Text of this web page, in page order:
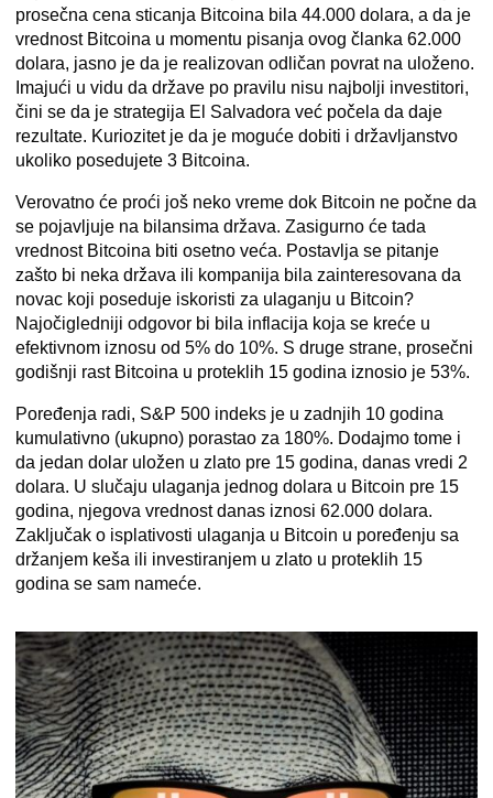
prosečna cena sticanja Bitcoina bila 44.000 dolara, a da je
vrednost Bitcoina u momentu pisanja ovog članka 62.000
dolara, jasno je da je realizovan odličan povrat na uloženo.
Imajući u vidu da države po pravilu nisu najbolji investitori,
čini se da je strategija El Salvadora već počela da daje
rezultate. Kuriozitet je da je moguće dobiti i državljanstvo
ukoliko posedujete 3 Bitcoina.
Verovatno će proći još neko vreme dok Bitcoin ne počne da
se pojavljuje na bilansima država. Zasigurno će tada
vrednost Bitcoina biti osetno veća. Postavlja se pitanje
zašto bi neka država ili kompanija bila zainteresovana da
novac koji poseduje iskoristi za ulaganju u Bitcoin?
Najočigledniji odgovor bi bila inflacija koja se kreće u
efektivnom iznosu od 5% do 10%. S druge strane, prosečni
godišnji rast Bitcoina u proteklih 15 godina iznosio je 53%.
Poređenja radi, S&P 500 indeks je u zadnjih 10 godina
kumulativno (ukupno) porastao za 180%. Dodajmo tome i
da jedan dolar uložen u zlato pre 15 godina, danas vredi 2
dolara. U slučaju ulaganja jednog dolara u Bitcoin pre 15
godina, njegova vrednost danas iznosi 62.000 dolara.
Zaključak o isplativosti ulaganja u Bitcoin u poređenju sa
držanjem keša ili investiranjem u zlato u proteklih 15
godina se sam nameće.